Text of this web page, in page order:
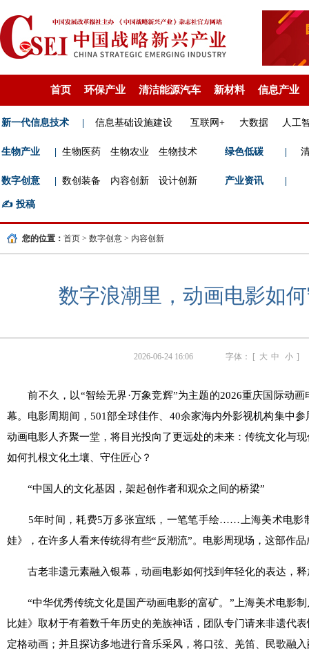
首页 环保产业 清洁能源汽车 新材料 信息产业
新一代信息技术 信息基础设施建设 互联网+ 大数据 人工
生物产业 生物医药 生物农业 生物技术 绿色低碳
数字创意 数创装备 内容创新 设计创新 产业资讯
✍️ 投稿
您的位置： 首页 > 数字创意 > 内容创新
数字浪潮里，动画电影如
2026-06-24 16:06 字体： [ 大 中 小 ]
前不久，以“智绘无界·万象竞辉”为主题的2026重庆国际动画
幕。电影周期间，501部全球佳作、40余家海内外影视机构集中
动画电影人齐聚一堂，将目光投向了更远处的未来：传统文化与
如何扎根文化土壤、守住匠心？
“中国人的文化基因，架起创作者和观众之间的桥梁”
5年时间，耗费5万多张宣纸，一笔笔手绘……上海美术电影
娃》，在许多人看来传统得有些“反潮流”。电影周现场，这部作
古老非遗元素融入银幕，动画电影如何找到年轻化的表达，释
“中华优秀传统文化是国产动画电影的富矿。”上海美术电影制
比娃》取材于有着数千年历史的羌族神话，团队专门请来非遗代
定格动画；并且探访多地进行音乐采风，将口弦、羌笛、民歌融